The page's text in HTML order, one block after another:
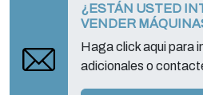
¿ESTÁN USTED
VENDER
Haga click aqui para
adicionales o